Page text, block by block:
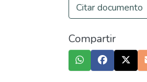
Citar documento
Compartir